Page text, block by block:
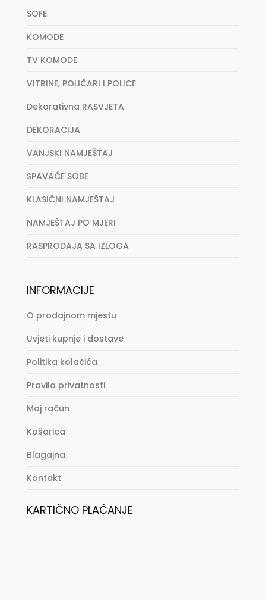
SOFE
KOMODE
TV KOMODE
VITRINE, POLIČARI I POLICE
Dekorativna RASVJETA
DEKORACIJA
VANJSKI NAMJEŠTAJ
SPAVAĆE SOBE
KLASIČNI NAMJEŠTAJ
NAMJEŠTAJ PO MJERI
RASPRODAJA SA IZLOGA
INFORMACIJE
O prodajnom mjestu
Uvjeti kupnje i dostave
Politika kolačića
Pravila privatnosti
Moj račun
Košarica
Blagajna
Kontakt
KARTIČNO PLAĆANJE